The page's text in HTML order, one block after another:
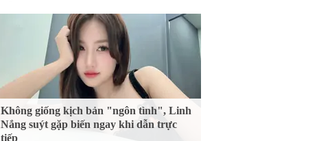
Không giống kịch bản "ngôn tình", Linh
Nắng suýt gặp biến ngay khi dẫn trực
tiếp